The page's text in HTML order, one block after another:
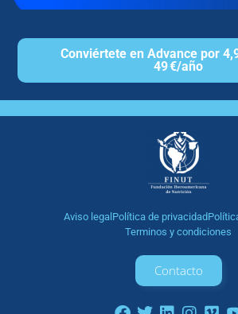
Conviértete en Advance por
49 €/año
Aviso legal Política de privacidad
Terminos y condiciones
Contacto